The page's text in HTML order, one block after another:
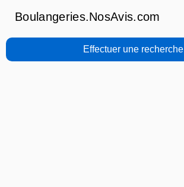
Boulangeries.NosAvis.com
Effectuer une recherche